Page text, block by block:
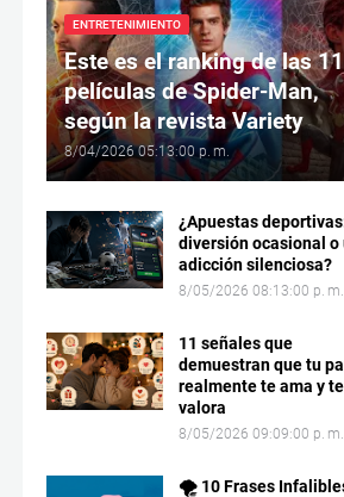
ENTRETENIMIENTO
Este es el ranking de las 11
películas de Spider-Man,
según la revista Variety
8/04/2026 05:13:00 p. m.
¿Apuestas
diversión ocasional o
adicción silenciosa?
8/05/2026 08:13:00 p. m.
11 señales que
demuestran que tu
realmente te ama y te
valora
8/05/2026 09:09:00 p. m.
🌪️ 10 Frases